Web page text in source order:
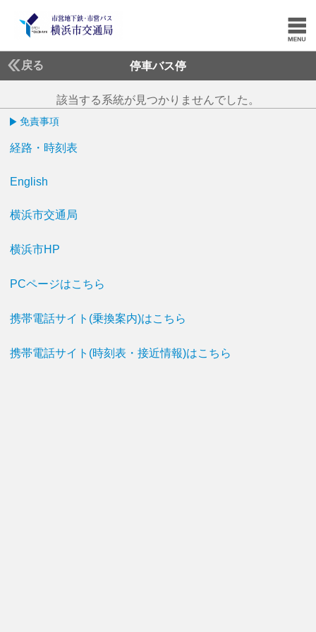
戻る 停車バス停
該当する系統が見つかりませんでした。
免責事項
経路・時刻表
English
横浜市交通局
横浜市HP
PCページはこちら
携帯電話サイト(乗換案内)はこちら
携帯電話サイト(時刻表・接近情報)はこちら